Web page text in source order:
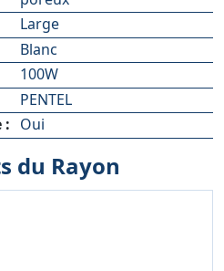
Large
Blanc
100W
PENTEL
: Oui
du Rayon